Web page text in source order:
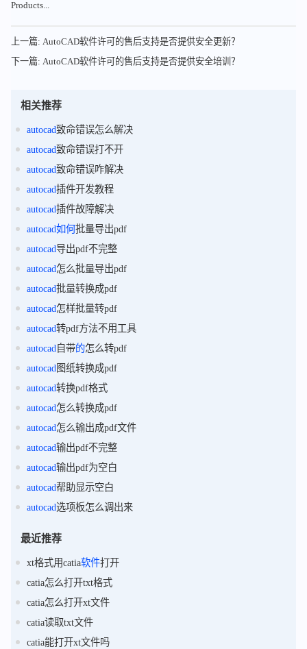
Products...
上一篇: AutoCAD软件许可的售后支持是否提供安全更新？
下一篇: AutoCAD软件许可的售后支持是否提供安全培训？
相关推荐
autocad致命错误怎么解决
autocad致命错误打不开
autocad致命错误咋解决
autocad插件开发教程
autocad插件故障解决
autocad如何批量导出pdf
autocad导出pdf不完整
autocad怎么批量导出pdf
autocad批量转换成pdf
autocad怎样批量转pdf
autocad转pdf方法不用工具
autocad自带的怎么转pdf
autocad图纸转换成pdf
autocad转换pdf格式
autocad怎么转换成pdf
autocad怎么输出成pdf文件
autocad输出pdf不完整
autocad输出pdf为空白
autocad帮助显示空白
autocad选项板怎么调出来
最近推荐
xt格式用catia软件打开
catia怎么打开txt格式
catia怎么打开xt文件
catia读取txt文件
catia能打开xt文件吗